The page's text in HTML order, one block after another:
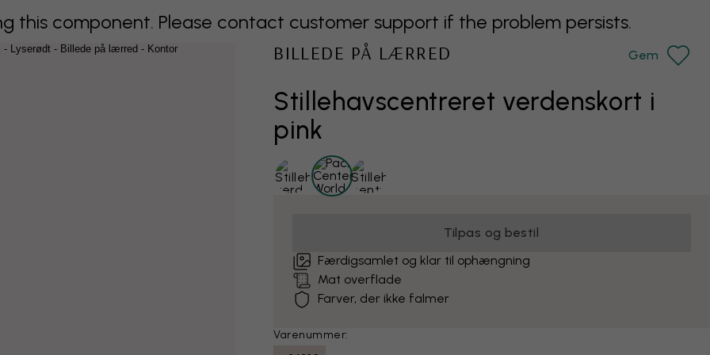
this component. Please contact customer support if the problem persists.
Stillehavscentreret verdenskort i
pink
BILLEDE PÅ LÆRRED Gem
Tilpas og bestil
Færdigsamlet og klar til ophængning
Mat overflade
Farver, der ikke falmer
Varenummer: